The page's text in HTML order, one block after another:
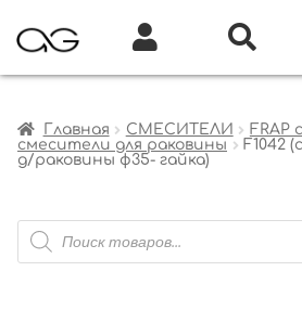
Главная СМЕСИТЕЛИ FRAP
смесители для раковины
F1042
д/раковины ф35- гайка)
Поиск
товаров